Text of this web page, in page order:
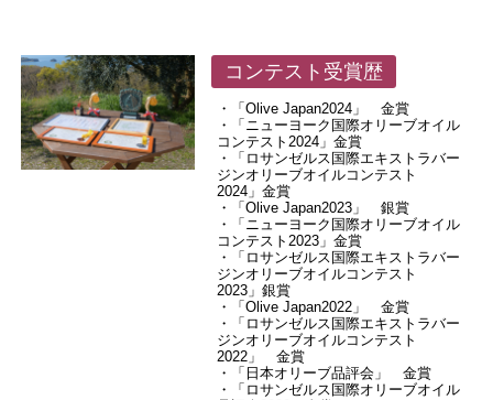
コンテスト受賞歴
・「Olive Japan2024」 金賞
・「ニューヨーク国際オリーブオイル
コンテスト2024」金賞
・「ロサンゼルス国際エキストラバー
ジンオリーブオイルコンテスト
2024」金賞
・「Olive Japan2023」 銀賞
・「ニューヨーク国際オリーブオイル
コンテスト2023」金賞
・「ロサンゼルス国際エキストラバー
ジンオリーブオイルコンテスト
2023」銀賞
・「Olive Japan2022」 金賞
・「ロサンゼルス国際エキストラバー
ジンオリーブオイルコンテスト
2022」 金賞
・「日本オリーブ品評会」 金賞
・「ロサンゼルス国際オリーブオイル